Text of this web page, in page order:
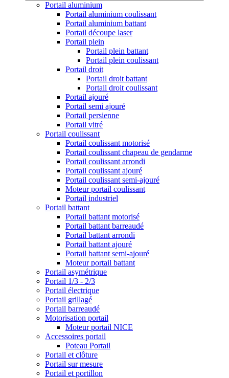
Portail aluminium
Portail aluminium coulissant
Portail aluminium battant
Portail découpe laser
Portail plein
Portail plein battant
Portail plein coulissant
Portail droit
Portail droit battant
Portail droit coulissant
Portail ajouré
Portail semi ajouré
Portail persienne
Portail vitré
Portail coulissant
Portail coulissant motorisé
Portail coulissant chapeau de gendarme
Portail coulissant arrondi
Portail coulissant ajouré
Portail coulissant semi-ajouré
Moteur portail coulissant
Portail industriel
Portail battant
Portail battant motorisé
Portail battant barreaudé
Portail battant arrondi
Portail battant ajouré
Portail battant semi-ajouré
Moteur portail battant
Portail asymétrique
Portail 1/3 - 2/3
Portail électrique
Portail grillagé
Portail barreaudé
Motorisation portail
Moteur portail NICE
Accessoires portail
Poteau Portail
Portail et clôture
Portail sur mesure
Portail et portillon